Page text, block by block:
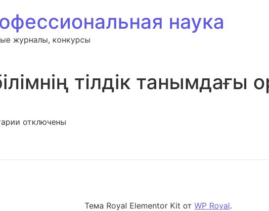
наука
журналы, конкурсы
тілдік танымдағы
к записи Аялық білімнің тілдік танымдағы орны
отключены
Тема Royal Elementor Kit от WP Royal.